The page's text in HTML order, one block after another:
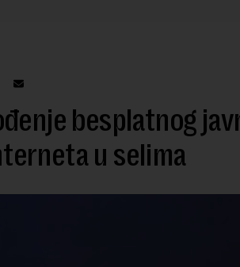
besplatnog
u selima